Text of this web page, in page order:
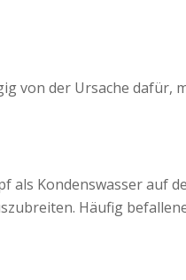
von der Ursache dafür,
als Kondenswasser auf
Häufig